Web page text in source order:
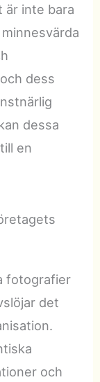
är inte bara
dess
dessa
en
fotografier
det
och